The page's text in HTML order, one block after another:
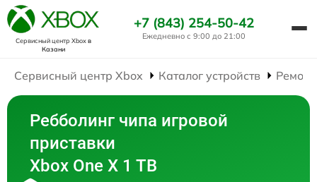
Сервисный центр Xboxв
Казани
+7 (843) 254-50-42
Ежедневно с 9:00 до 21:00
Сервисный центр Xbox Каталог устройств
Ребболинг чипа игровой
приставки
Xbox One X 1 TB